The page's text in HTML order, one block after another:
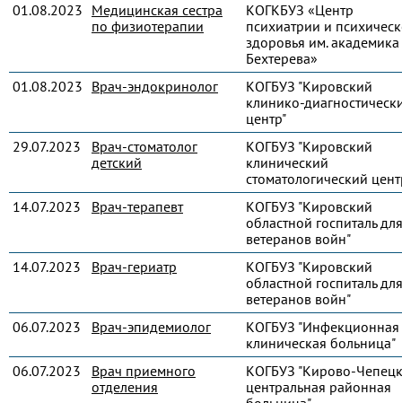
01.08.2023 Медицинская сестра
по физиотерапии
КОГКБУЗ «Центр
психиатрии и
здоровья им.
Бехтерева»
01.08.2023 Врач-эндокринолог
КОГБУЗ "Кировский
клинико-
центр"
29.07.2023
Врач-стоматолог
детский
КОГБУЗ "Кировский
клинический
стоматологический
14.07.2023
Врач-терапевт
КОГБУЗ "Кировский
областной госпиталь для
ветеранов войн"
14.07.2023
Врач-гериатр
КОГБУЗ "Кировский
областной госпиталь для
ветеранов войн"
06.07.2023
Врач-эпидемиолог
КОГБУЗ "Инфекционная
клиническая больница"
06.07.2023
Врач приемного
отделения
КОГБУЗ "Кирово-
центральная районная